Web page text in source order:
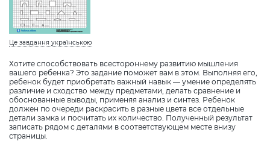
Це завдання українською
Хотите способствовать всестороннему развитию мышления
вашего ребенка? Это задание поможет вам в этом. Выполняя его,
ребенок будет приобретать важный навык — умение определять
различие и сходство между предметами, делать сравнение и
обоснованные выводы, применяя анализ и синтез. Ребенок
должен по очереди раскрасить в разные цвета все отдельные
детали замка и посчитать их количество. Полученный результат
записать рядом с деталями в соответствующем месте внизу
страницы.